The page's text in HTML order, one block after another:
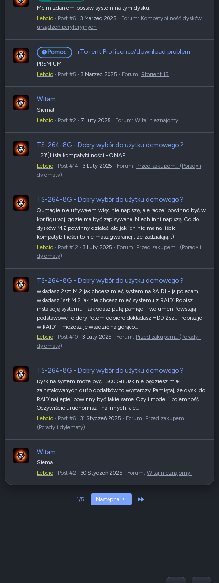
Moim zdaniem postaw system na tym dysku.
Lebcio
Post #6 3 Marzec 2025 Forum: Kompatybilność dysków i
urządzeń peryferyjnych
Pomoc rTorrent Pro licence/download problem
PREMIUM
Lebcio
Post #5 3 Marzec 2025 Forum: Rtorrent 15
Witam
Siema!
Lebcio
Post #2 7 Luty 2025 Forum: Witaj nieznajomy!
TS-264-8G - Dobry wybór do użytku domowego ?
=23"]Lista kompatybilności - QNAP
Lebcio
Post #14 3 Luty 2025 Forum: Przed zakupem... (Porady i
dylematy)
TS-264-8G - Dobry wybór do użytku domowego ?
Qumagie nie używałem więc nie napiszę, ale raczej powinno być w
konfiguracji gdzie ma być zapisywane. Niech inni napiszą. Co do
dysków M.2 powinny działać, ale jak ich nie ma na liście
kompatybilności to nie masz gwarancji, że zadziałają. ;)
Lebcio
Post #12 3 Luty 2025 Forum: Przed zakupem... (Porady i
dylematy)
TS-264-8G - Dobry wybór do użytku domowego ?
wkładasz 2szt M.2 jak chcesz mieć system na RAID1 - ja polecam
wkładasz 1szt M.2 jak nie chcesz mieć systemu z RAID1 Robisz
instalację systemu i zakładasz pulę pamięci i wolumen Powstają
podstawowe foldery Potem dopiero dokładasz HDD 2szt. i robisz je
w RAID1 - możesz je wsadzić na gorąco...
Lebcio
Post #10 3 Luty 2025 Forum: Przed zakupem... (Porady i
dylematy)
TS-264-8G - Dobry wybór do użytku domowego ?
Dysk na system może być i 500 GB. Jak nie będziesz miał
zainstalowanych dużo dodatków to wystarczy. Pamiętaj, że dyski do
RAID1najlepiej powinny być takie same. Czyli model i pojemność.
Oczywiście uruchomisz i na innych, ale...
Lebcio
Post #6 31 Styczeń 2025 Forum: Przed zakupem...
(Porady i dylematy)
Witam
Siema.
Lebcio
Post #2 30 Styczeń 2025 Forum: Witaj nieznajomy!
1/5 Następna